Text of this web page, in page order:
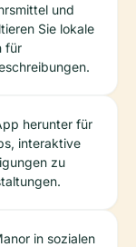
und
Sie lokale
für
herunter für
interaktive
zu
in sozialen